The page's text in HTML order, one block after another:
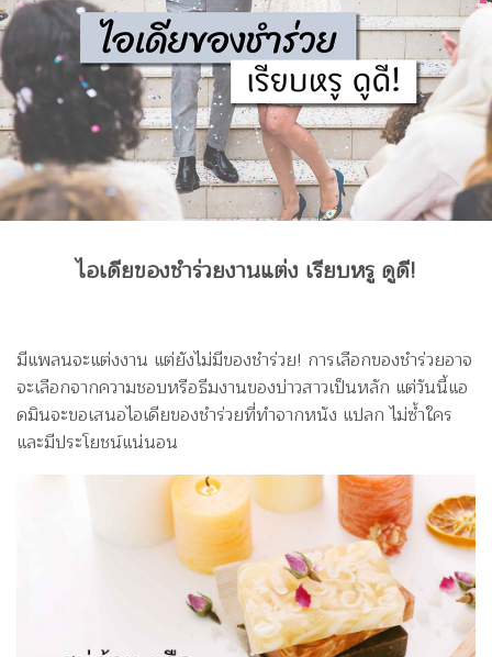
ไอเดียของชำร่วยงานแต่ง เรียบหรู ดูดี!
มีแพลนจะแต่งงาน แต่ยังไม่มีของชำร่วย! การเลือกของชำร่วยอาจ
จะเลือกจากความชอบหรือธีมงานของบ่าวสาวเป็นหลัก แต่วันนี้แอ
ดมินจะขอเสนอไอเดียของชำร่วยที่ทำจากหนัง แปลก ไม่ซ้ำใคร
และมีประโยชน์แน่นอน